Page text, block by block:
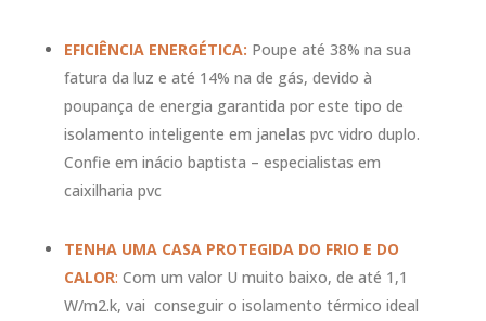
EFICIÊNCIA ENERGÉTICA: Poupe até 38% na sua
fatura da luz e até 14% na de gás, devido à
poupança de energia garantida por este tipo de
isolamento inteligente em janelas pvc vidro duplo.
Confie em inácio baptista – especialistas em
caixilharia pvc
TENHA UMA CASA PROTEGIDA DO FRIO E DO
CALOR: Com um valor U muito baixo, de até 1,1
W/m2.k, vai conseguir o isolamento térmico ideal